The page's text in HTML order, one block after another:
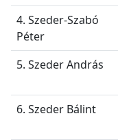
4. Szeder-Szabó
Péter
5. Szeder András
6. Szeder Bálint